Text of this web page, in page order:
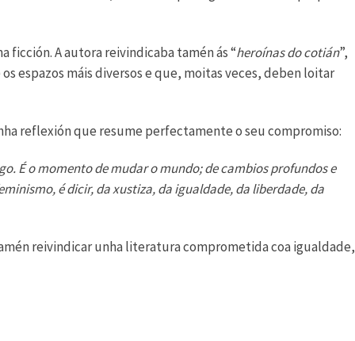
ficción. A autora reivindicaba tamén ás “heroínas do cotián”,
espazos máis diversos e que, moitas veces, deben loitar
reflexión que resume perfectamente o seu compromiso:
É o momento de mudar o mundo; de cambios profundos e
é dicir, da xustiza, da igualdade, da liberdade, da
reivindicar unha literatura comprometida coa igualdade,